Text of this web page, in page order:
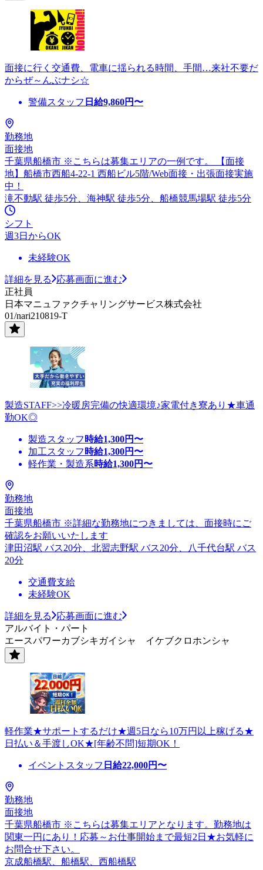
面接に行く交通費、電車に揺られる時間、手間…来社不要だ
からぜ～んぶナシ☆
警備スタッフ 日給9,860円〜
勤務地
面接地
千葉県船橋市 ※こちらは募集エリアの一例です。 【面接
地】船橋市西船4-22-1 西船ビル5階/Web面接・出張面接実施
中！
滝不動駅 徒歩5分、海神駅 徒歩5分、船橋競馬場駅 徒歩5分
シフト
週3日からOK
未経験OK
詳細を見る
応募画面に進む
正社員
日本マニュファクチャリングサービス株式会社
01/nari210819-T
製造STAFF>>冷暖房完備の快適環境♪家電付き寮あり★車通
勤OK◎
製造スタッフ 時給1,300円〜
加工スタッフ 時給1,300円〜
軽作業・製造系時給1,300円〜
勤務地
面接地
千葉県船橋市 ※詳細な勤務地につきましては、面接時にご
確認をお願いいたします
津田沼駅 バス20分、北習志野駅 バス20分、八千代台駅 バス
20分
交通費支給
未経験OK
詳細を見る
応募画面に進む
アルバイト・パート
エースパワーカブシキガイシャ イケブクロホンシャ
軽作業★サポートするだけ★週5日なら10万円以上稼げる★
日払い＆手渡しOK★[年齢不問]短期OK！
イベントスタッフ 日給22,000円〜
勤務地
面接地
千葉県船橋市 ※こちらは募集エリアとなります。勤務地は
関東一円にあり！応募～お仕事開始まで最短2日★お気軽に
お問合せ下さい。
京成船橋駅、船橋駅、西船橋駅